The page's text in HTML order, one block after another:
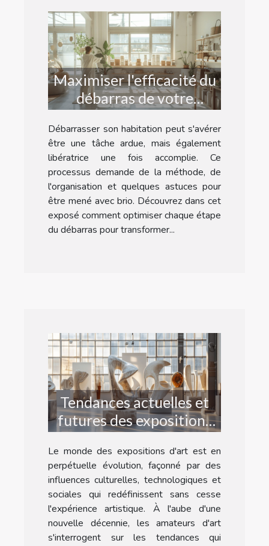
Maximiser l'efficacité du
débarras de votre
habitation : conseils et
astuces
Débarrasser son habitation peut s'avérer
être une tâche ardue, mais également
libératrice une fois accomplie. Ce
processus demande de la méthode, de
l'organisation et quelques astuces pour
être mené avec brio. Découvrez dans cet
exposé comment optimiser chaque étape
du débarras pour transformer...
Tendances actuelles et
futures des expositions
d'art
Le monde des expositions d'art est en
perpétuelle évolution, façonné par des
influences culturelles, technologiques et
sociales qui redéfinissent sans cesse
l'expérience artistique. À l'aube d'une
nouvelle décennie, les amateurs d'art
s'interrogent sur les tendances qui